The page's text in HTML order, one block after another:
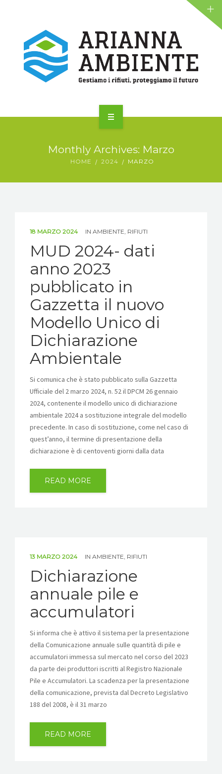
ALIANTE
ALIANTE RENTRI
Monthly Archives: Marzo
HOME 2024 MARZO
18 MARZO 2024 IN AMBIENTE RIFIUTI
MUD 2024- dati
anno 2023
pubblicato in
Gazzetta il nuovo
Modello Unico di
Dichiarazione
Ambientale
Si comunica che è stato pubblicato sulla Gazzetta
Ufficiale del 2 marzo 2024, n. 52 il DPCM 26 gennaio
2024, contenente il modello unico di dichiarazione
ambientale 2024 a sostituzione integrale del modello
precedente. In caso di sostituzione, come nel caso di
quest’anno, il termine di presentazione della
dichiarazione è di centoventi giorni dalla data
READ MORE
13 MARZO 2024 IN AMBIENTE RIFIUTI
Dichiarazione
annuale pile e
accumulatori
Si informa che è attivo il sistema per la presentazione
della Comunicazione annuale sulle quantità di pile e
accumulatori immessa sul mercato nel corso del 2023
da parte dei produttori iscritti al Registro Nazionale
Pile e Accumulatori. La scadenza per la presentazione
della comunicazione, prevista dal Decreto Legislativo
188 del 2008, è il 31 marzo
READ MORE